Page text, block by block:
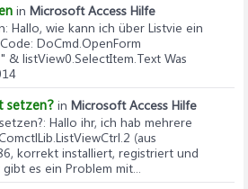
in Microsoft Access Hilfe
: Hallo, wie kann ich über Listvie ein
DoCmd.OpenForm
& listView0.SelectItem.Text Was
setzen? in Microsoft Access Hilfe
: Hallo ihr, ich hab mehrere
(aus
korrekt installiert, registriert und
es ein Problem mit...